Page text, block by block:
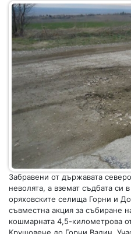
Забравени от държавата
неволята, а вземат съдбата си
оряховските селища Горни и
съвместна акция за събиране
кошмарната 4,5-километрова
Крушовене до Горни Вадин.